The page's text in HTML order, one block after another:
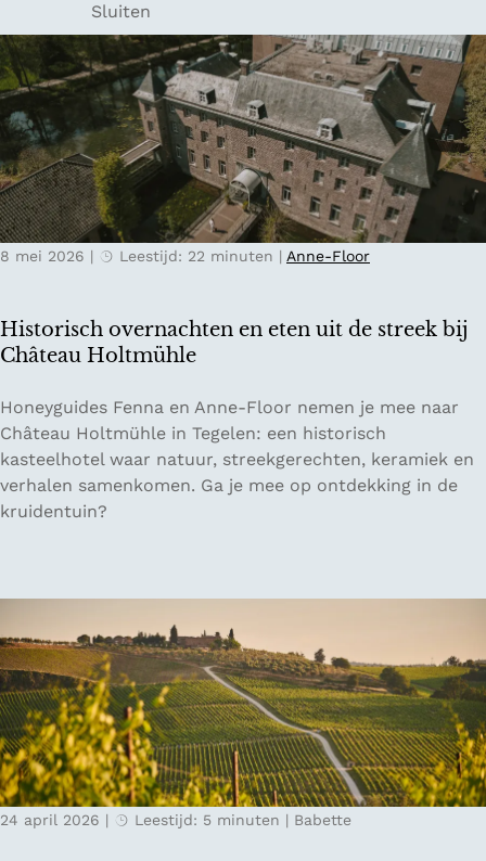
Sluiten
l
i
n
e
:
o
p
a
n
t
u
r
i
n
N
-
P
o
r
t
u
g
a
e
n
h
t
e
l
s
n
t
e
k
Z
w
i
e
l
a
n
d
m
e
t
d
Historisch overnachten en eten uit de streek bij
Château Holtmühle
8 mei 2026 | Leestijd: 22 minuten | Anne-Floor
H
i
s
t
o
h
o
v
e
r
n
a
c
Honeyguides Fenna en Anne-Floor nemen je mee naar
Château Holtmühle in Tegelen: een historisch
kasteelhotel waar natuur, streekgerechten, keramiek en
verhalen samenkomen. Ga je mee op ontdekking in de
kruidentuin?
24 april 2026 | Leestijd: 5 minuten | Babette